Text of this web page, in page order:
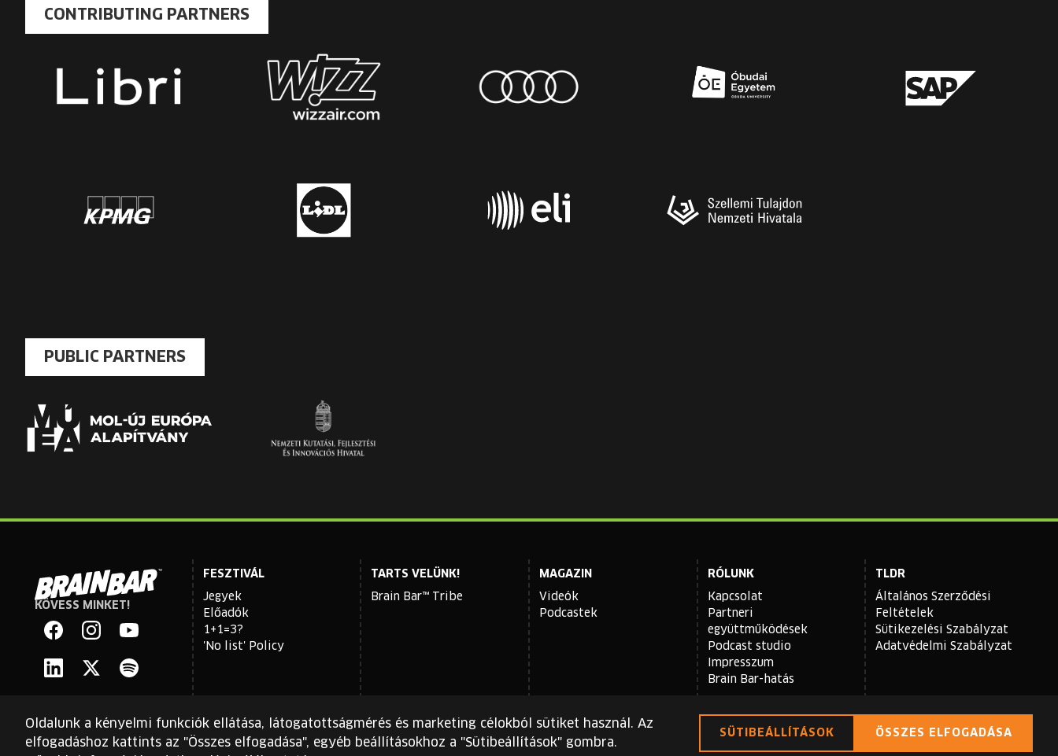
CONTRIBUTING PARTNERS
PUBLIC PARTNERS
Brain
Bar
KÖVESS MINKET!
FacebookInstagramYouTube
FESZTIVÁL
Jegyek
Előadók
1+1=3?
'No list' Policy
TARTS VELÜNK!
Brain Bar™ Tribe
MAGAZIN
Videók
Podcastek
RÓLUNK
Kapcsolat
Partneri
együttműködések
Podcast studio
Impresszum
Brain Bar-hatás
TLDR
Általános Szerződési
Feltételek
Sütikezelési Szabályzat
Adatvédelmi Szabályzat
Ezt a webhelyet a reCAPTCHA védi, és a Googleadatvédelmi irányelveiésszolgáltatási feltételei érvényesek.
Oldalunk a kényelmi funkciók ellátása, látogatottságmérés és marketing célokból sütiket használ. Az
elfogadáshoz kattints az "Összes elfogadása", egyéb beállításokhoz a "Sütibeállítások" gombra.
SÜTIBEÁLLÍTÁSOK ÖSSZES ELFOGADÁSA